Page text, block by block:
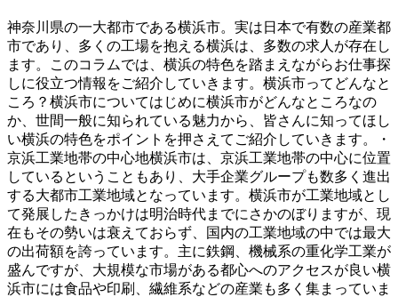
神奈川県の一大都市である横浜市。実は日本で有数の産業都
市であり、多くの工場を抱える横浜は、多数の求人が存在し
ます。このコラムでは、横浜の特色を踏まえながらお仕事探
しに役立つ情報をご紹介していきます。横浜市ってどんなと
ころ？横浜市についてはじめに横浜市がどんなところなの
か、世間一般に知られている魅力から、皆さんに知ってほし
い横浜の特色をポイントを押さえてご紹介していきます。・
京浜工業地帯の中心地横浜市は、京浜工業地帯の中心に位置
しているということもあり、大手企業グループも数多く進出
する大都市工業地域となっています。横浜市が工業地域とし
て発展したきっかけは明治時代までにさかのぼりますが、現
在もその勢いは衰えておらず、国内の工業地域の中では最大
の出荷額を誇っています。主に鉄鋼、機械系の重化学工業が
盛んですが、大規模な市場がある都心へのアクセスが良い横
浜市には食品や印刷、繊維系などの産業も多く集まっていま